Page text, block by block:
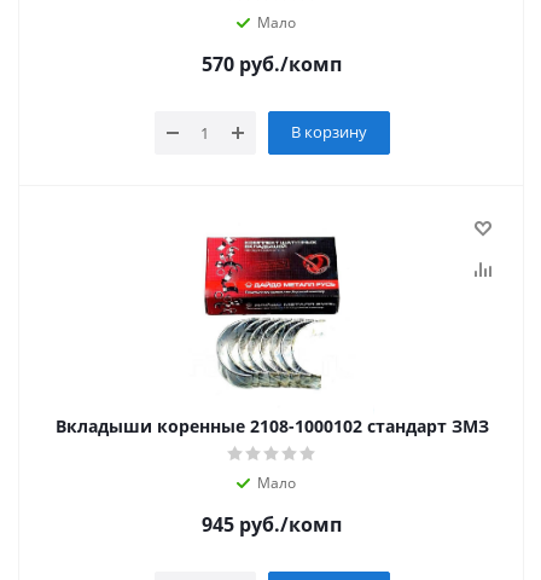
Мало
570 руб./комп
В корзину
Вкладыши коренные 2108-1000102 стандарт ЗМЗ
Мало
945 руб./комп